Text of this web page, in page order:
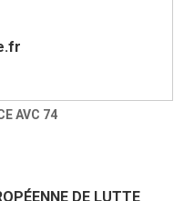
AVC 74
DE LUTTE